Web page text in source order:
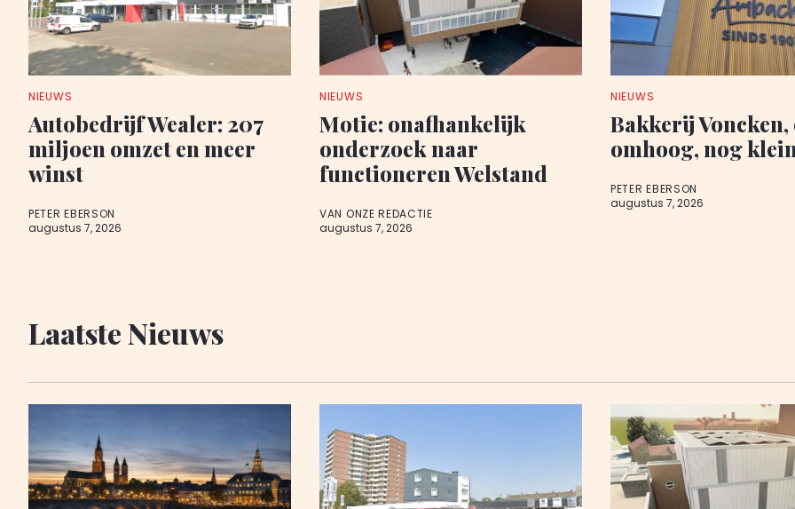
NIEUWS
Autobedrijf Wealer: 207
miljoen omzet en meer
winst
PETER EBERSON
augustus 7, 2026
NIEUWS
Motie: onafhankelijk
onderzoek naar
functioneren Welstand
VAN ONZE REDACTIE
augustus 7, 2026
NIEUWS
Bakkerij Voncken,
omhoog, nog
PETER EBERSON
augustus 7, 2026
Laatste Nieuws